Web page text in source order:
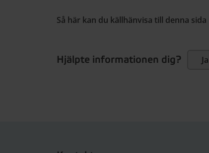
Så här kan du källhänvisa till denna sida
Hjälpte informationen dig? Ja